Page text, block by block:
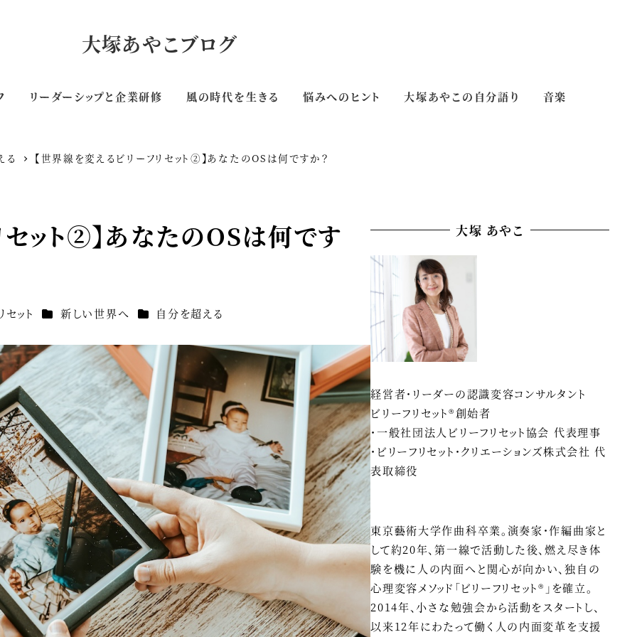
大塚あやこブログ
リーダーシップと企業研修 風の時代を生きる 悩みへのヒント 大塚あやこの自分語り 音楽
る 【世界線を変えるビリーフリセット②】あなたのOSは何ですか？
ット②】あなたのOSは何です
セット カテゴリー
新しい世界へ カテゴリー
自分を超える
大塚 あやこ
経営者・リーダーの認識変容コンサルタント
ビリーフリセット®創始者
・一般社団法人ビリーフリセット協会 代表理事
・ビリーフリセット・クリエーションズ株式会社 代
表取締役
東京藝術大学作曲科卒業。演奏家・作編曲家と
して約20年、第一線で活動した後、燃え尽き体
験を機に人の内面へと関心が向かい、独自の
心理変容メソッド「ビリーフリセット®」を確立。
2014年、小さな勉強会から活動をスタートし、
以来12年にわたって働く人の内面変革を支援